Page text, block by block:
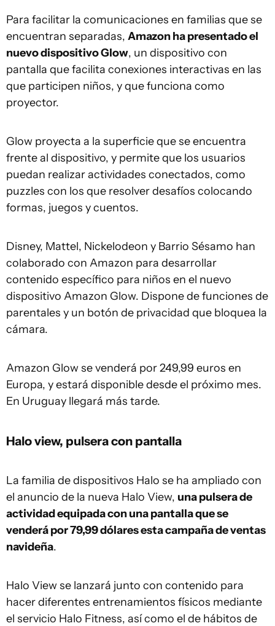
Para facilitar la comunicaciones en familias que se
encuentran separadas, Amazon ha presentado el
nuevo dispositivo Glow, un dispositivo con
pantalla que facilita conexiones interactivas en las
que participen niños, y que funciona como
proyector.
Glow proyecta a la superficie que se encuentra
frente al dispositivo, y permite que los usuarios
puedan realizar actividades conectados, como
puzzles con los que resolver desafíos colocando
formas, juegos y cuentos.
Disney, Mattel, Nickelodeon y Barrio Sésamo han
colaborado con Amazon para desarrollar
contenido específico para niños en el nuevo
dispositivo Amazon Glow. Dispone de funciones de
parentales y un botón de privacidad que bloquea la
cámara.
Amazon Glow se venderá por 249,99 euros en
Europa, y estará disponible desde el próximo mes.
En Uruguay llegará más tarde.
Halo view, pulsera con pantalla
La familia de dispositivos Halo se ha ampliado con
el anuncio de la nueva Halo View, una pulsera de
actividad equipada con una pantalla que se
venderá por 79,99 dólares esta campaña de ventas
navideña.
Halo View se lanzará junto con contenido para
hacer diferentes entrenamientos físicos mediante
el servicio Halo Fitness, así como el de hábitos de